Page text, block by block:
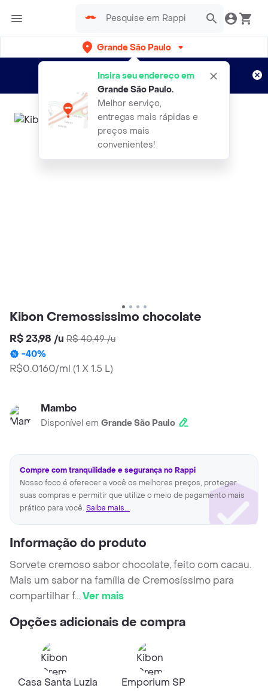
Grande São Paulo
Insira seu endereço em
Grande São Paulo.
Melhor serviço,
entregas mais rápidas e
preços mais
convenientes!
Entregas grátis por 15 dias!
Aplicam T&C
Kibon Cremossissimo chocolate
R$ 23,98 /u R$ 40,49/u
-40%
R$0.0160/ml (1 X 1.5 L)
Mambo
Disponível em Grande São Paulo
Compre com tranquilidade e segurança no Rappi
Nosso foco é oferecer a você os melhores preços, proteger
suas compras e permitir que utilize o meio de pagamento mais
prático para você. Saiba mais...
Informação do produto
Sorvete cremoso sabor chocolate, feito com cacau.
Mais um sabor na família de Cremosíssimo para
compartilhar f...Ver mais
Opções adicionais de compra
Casa Santa Luzia
Emporium SP